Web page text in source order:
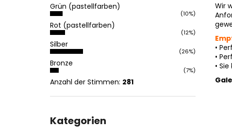
Grün (pastellfarben)
(10%)
Rot (pastellfarben)
(12%)
Silber
(26%)
Bronze
(7%)
Anzahl der Stimmen: 281
überspringen
Kategorien
Wir
•
•
•